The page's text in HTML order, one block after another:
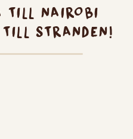
TILL NAIROBI
STRANDEN!